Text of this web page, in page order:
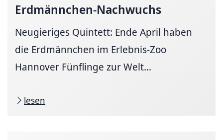
Erdmännchen-Nachwuchs
Neugieriges Quintett: Ende April haben
die Erdmännchen im Erlebnis-Zoo
Hannover Fünflinge zur Welt...
lesen